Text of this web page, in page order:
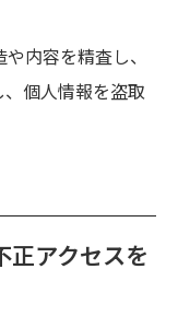
内容を精査し、
個人情報を盗取
正アクセスを